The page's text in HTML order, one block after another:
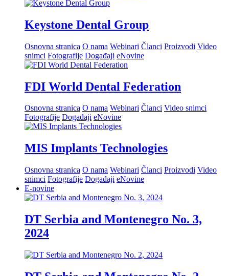
Keystone Dental Group
Osnovna stranica O nama Webinari Članci Proizvodi Video
snimci Fotografije Događaji eNovine
FDI World Dental Federation
Osnovna stranica O nama Webinari Članci Video snimci
Fotografije Događaji eNovine
MIS Implants Technologies
Osnovna stranica O nama Webinari Članci Proizvodi Video
snimci Fotografije Događaji eNovine
E-novine
DT Serbia and Montenegro No. 3,
2024